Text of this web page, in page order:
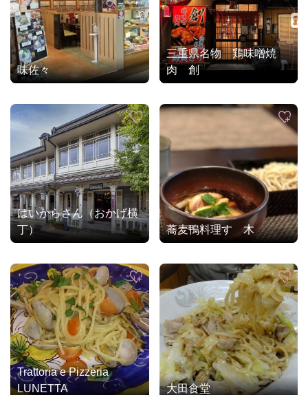
味佐々
三重県名物 鶏味噌焼
肉 創
はいからさん（おかげ横
丁）
蕎麦鴨料理すゞ木
Trattoria e Pizzeria
LUNETTA
大田食堂